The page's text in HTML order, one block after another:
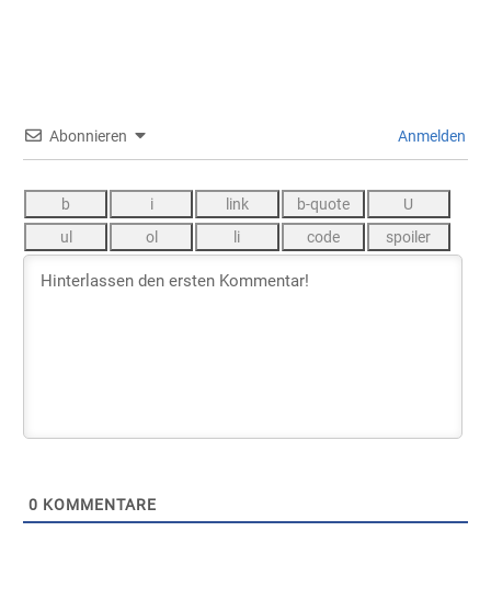
Abonnieren Anmelden
0 KOMMENTARE